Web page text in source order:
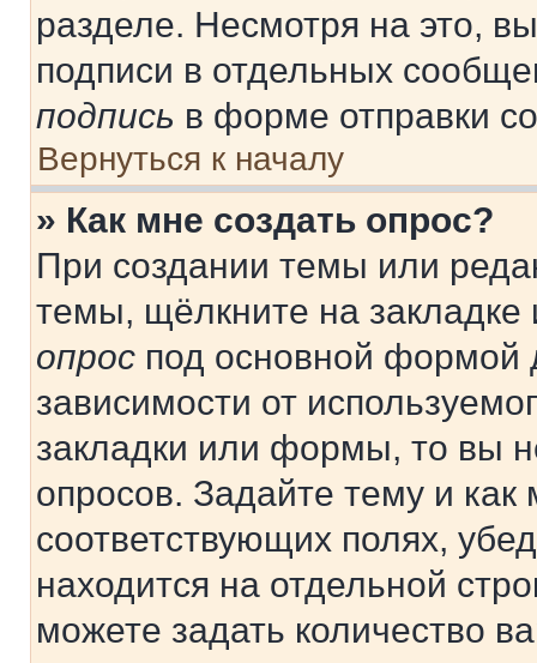
разделе. Несмотря на это,
подписи в отдельных
подпись в форме отправки
Вернуться к началу
» Как мне создать опрос?
При создании темы или
темы, щёлкните на
опрос под основной формой
зависимости от
закладки или формы, то вы
опросов. Задайте тему и
соответствующих полях,
находится на отдельной
можете задать количество